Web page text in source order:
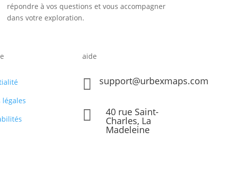
répondre à vos questions et vous accompagner
dans votre exploration.
aide
 support@urbexmaps.com
 40 rue Saint-
Charles, La
Madeleine